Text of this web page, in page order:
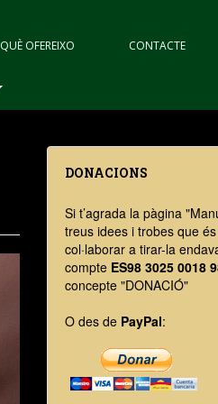
QUÈ OFEREIXO CONTACTE
DONACIONS
Si t’agrada la pàgina
treus idees i trobes que
col·laborar a tirar-la
compte ES98 3025 0018
concepte "DONACIÓ"
O des de PayPal: